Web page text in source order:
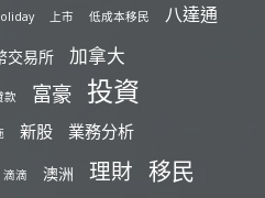
上市 低成本移民 八達通
交易所 加拿大
款 富豪 投資
新股 業務分析
滴滴 澳洲 理財 移民